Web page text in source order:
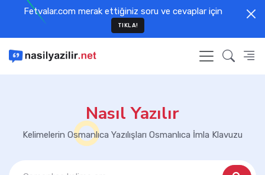
Fetvalar.com merak ettiğiniz soru ve cevaplar için
TIKLA!
Nasıl Yazılır
Kelimelerin Osmanlıca Yazılışları Osmanlıca İmla Klavuzu